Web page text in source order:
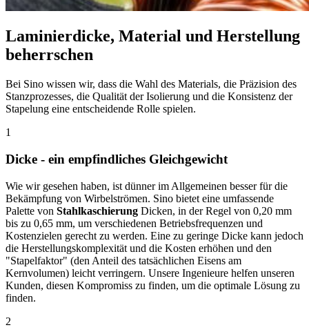
Laminierdicke, Material und Herstellung
beherrschen
Bei Sino wissen wir, dass die Wahl des Materials, die Präzision des
Stanzprozesses, die Qualität der Isolierung und die Konsistenz der
Stapelung eine entscheidende Rolle spielen.
1
Dicke - ein empfindliches Gleichgewicht
Wie wir gesehen haben, ist dünner im Allgemeinen besser für die
Bekämpfung von Wirbelströmen. Sino bietet eine umfassende
Palette von Stahlkaschierung Dicken, in der Regel von 0,20 mm
bis zu 0,65 mm, um verschiedenen Betriebsfrequenzen und
Kostenzielen gerecht zu werden. Eine zu geringe Dicke kann jedoch
die Herstellungskomplexität und die Kosten erhöhen und den
"Stapelfaktor" (den Anteil des tatsächlichen Eisens am
Kernvolumen) leicht verringern. Unsere Ingenieure helfen unseren
Kunden, diesen Kompromiss zu finden, um die optimale Lösung zu
finden.
2